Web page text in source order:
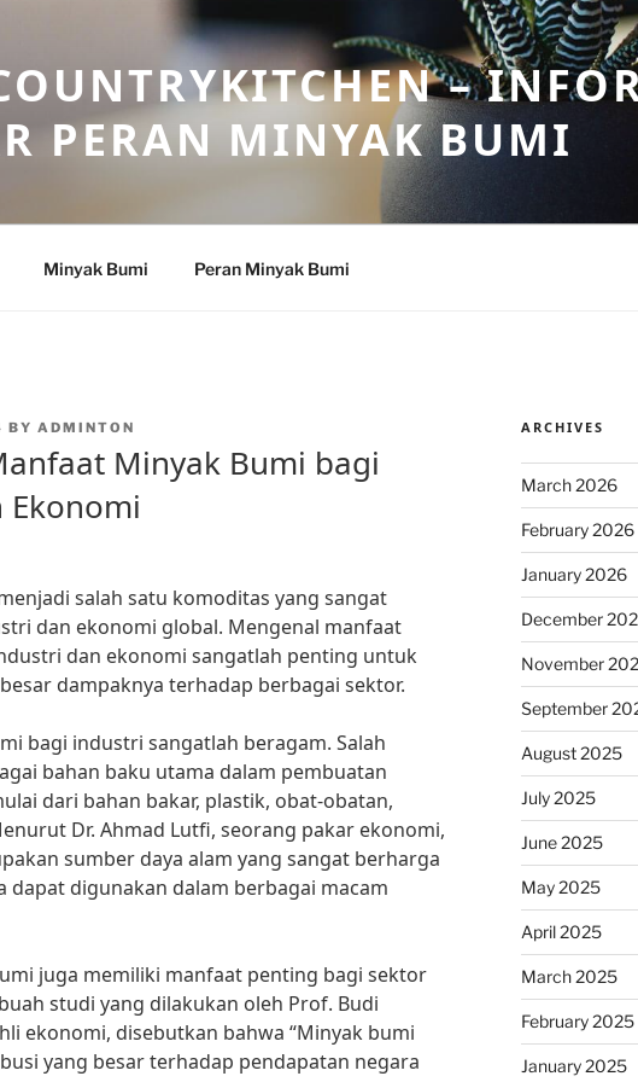
–
PERAN MINYAK BUMI
Minyak Bumi Peran Minyak Bumi
BY ADMINTON
Minyak Bumi bagi
salah satu komoditas yang sangat
dan ekonomi global. Mengenal manfaat
dan ekonomi sangatlah penting untuk
dampaknya terhadap berbagai sektor.
bagi industri sangatlah beragam. Salah
bahan baku utama dalam pembuatan
dari bahan bakar, plastik, obat-obatan,
Dr. Ahmad Lutfi, seorang pakar ekonomi,
sumber daya alam yang sangat berharga
dapat digunakan dalam berbagai macam
juga memiliki manfaat penting bagi sektor
studi yang dilakukan oleh Prof. Budi
ekonomi, disebutkan bahwa “Minyak bumi
yang besar terhadap pendapatan negara
ARCHIVES
March 2026
February 2026
January 2026
December
November
September
August 2025
July 2025
June 2025
May 2025
April 2025
March 2025
February 2025
January 2025